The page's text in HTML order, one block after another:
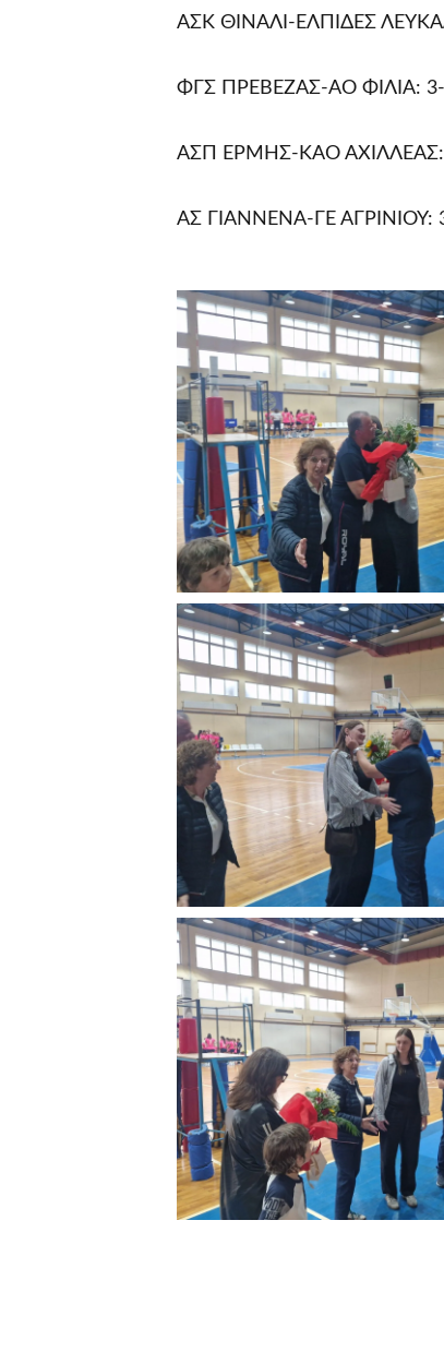
ΑΣΚ ΘΙΝΑΛΙ-ΕΛΠΙΔΕΣ
ΦΓΣ ΠΡΕΒΕΖΑΣ-ΑΟ ΦΙΛΙΑ: 3-
ΑΣΠ ΕΡΜΗΣ-ΚΑΟ ΑΧΙΛΛΕΑΣ:
ΑΣ ΓΙΑΝΝΕΝΑ-ΓΕ ΑΓΡΙΝΙΟΥ: